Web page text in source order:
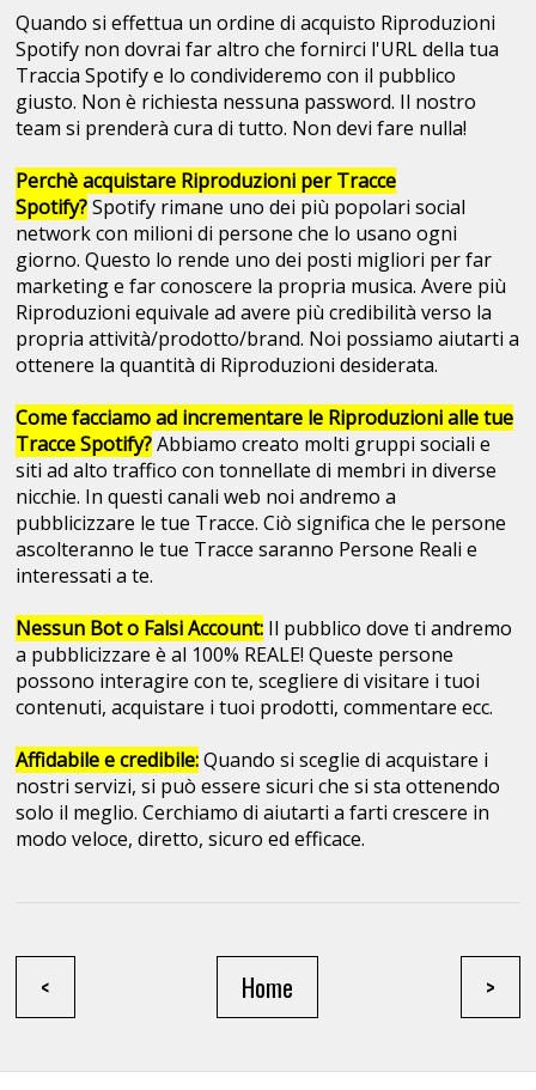
Quando si effettua un ordine di acquisto Riproduzioni
Spotify non dovrai far altro che fornirci l'URL della tua
Traccia Spotify e lo condivideremo con il pubblico
giusto. Non è richiesta nessuna password. Il nostro
team si prenderà cura di tutto. Non devi fare nulla!
Perchè acquistare Riproduzioni per Tracce
Spotify?Spotify rimane uno dei più popolari social
network con milioni di persone che lo usano ogni
giorno. Questo lo rende uno dei posti migliori per far
marketing e far conoscere la propria musica. Avere più
Riproduzioni equivale ad avere più credibilità verso la
propria attività/prodotto/brand. Noi possiamo aiutarti a
ottenere la quantità di Riproduzioni desiderata.
Come facciamo ad incrementare le Riproduzioni alle tue
Tracce Spotify?Abbiamo creato molti gruppi sociali e
siti ad alto traffico con tonnellate di membri in diverse
nicchie. In questi canali web noi andremo a
pubblicizzare le tue Tracce. Ciò significa che le persone
ascolteranno le tue Tracce saranno Persone Reali e
interessati a te.
Nessun Bot o Falsi Account: Il pubblico dove ti andremo
a pubblicizzare è al 100% REALE! Queste persone
possono interagire con te, scegliere di visitare i tuoi
contenuti, acquistare i tuoi prodotti, commentare ecc.
Affidabile e credibile:Quando si sceglie di acquistare i
nostri servizi, si può essere sicuri che si sta ottenendo
solo il meglio. Cerchiamo di aiutarti a farti crescere in
modo veloce, diretto, sicuro ed efficace.
< >
Home